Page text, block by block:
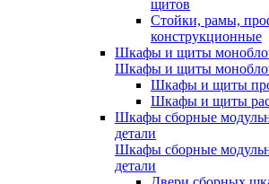
щитов
Стойки, рамы,
конструкционные
Шкафы и щиты
Шкафы и щиты
Шкафы и щиты
Шкафы и щиты
Шкафы сборные
детали
Шкафы сборные
детали